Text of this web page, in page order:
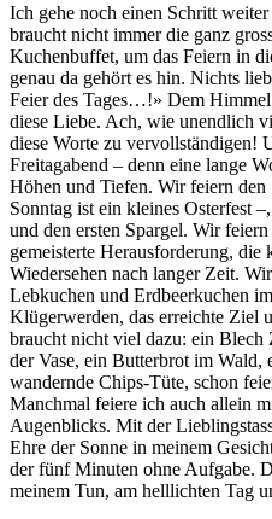
Ich gehe noch einen Schritt
braucht nicht immer die ganz
Kuchenbuffet, um das Feiern in
genau da gehört es hin. Nichts
Feier des Tages…!» Dem
diese Liebe. Ach, wie unendlich
diese Worte zu vervollständigen!
Freitagabend – denn eine lange
Höhen und Tiefen. Wir feiern den
Sonntag ist ein kleines Osterfest
und den ersten Spargel. Wir
gemeisterte Herausforderung, die
Wiedersehen nach langer Zeit.
Lebkuchen und Erdbeerkuchen
Klügerwerden, das erreichte Ziel
braucht nicht viel dazu: ein
der Vase, ein Butterbrot im Wald,
wandernde Chips-Tüte, schon
Manchmal feiere ich auch allein
Augenblicks. Mit der
Ehre der Sonne in meinem
der fünf Minuten ohne Aufgabe.
meinem Tun, am helllichten Tag